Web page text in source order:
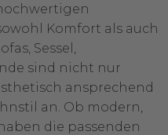
Komfort als auch
Sessel,
sind nicht nur
ansprechend
an. Ob modern,
die passenden